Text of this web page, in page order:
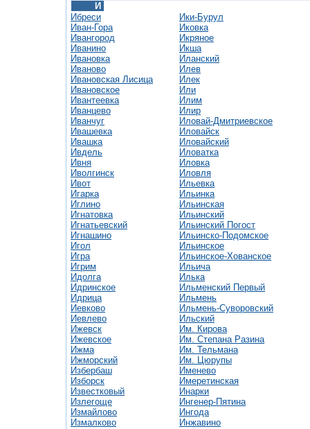
И
Ибреси
Иван-Гора
Ивангород
Иванино
Ивановка
Иваново
Ивановская Лисица
Ивановское
Ивантеевка
Иванцево
Иванчуг
Ивашевка
Ивашка
Ивдель
Ивня
Иволгинск
Ивот
Игарка
Иглино
Игнатовка
Игнатьевский
Игнашино
Игол
Игра
Игрим
Идолга
Идринское
Идрица
Иевково
Иевлево
Ижевск
Ижевское
Ижма
Ижморский
Избербаш
Изборск
Известковый
Излегоще
Измайлово
Измалково
Ики-Бурул
Иковка
Икряное
Икша
Иланский
Илев
Илек
Или
Илим
Илир
Иловай-Дмитриевское
Иловайск
Иловайский
Иловатка
Иловка
Иловля
Ильевка
Ильинка
Ильинская
Ильинский
Ильинский Погост
Ильинско-Подомское
Ильинское
Ильинское-Хованское
Ильича
Илька
Ильменский Первый
Ильмень
Ильмень-Суворовский
Ильский
Им. Кирова
Им. Степана Разина
Им. Тельмана
Им. Цюрупы
Именево
Имеретинская
Инарки
Ингенер-Пятина
Ингода
Инжавино